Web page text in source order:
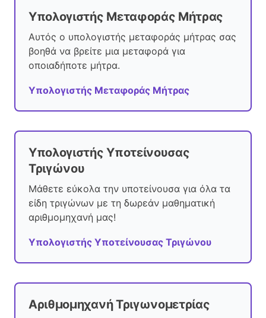
Υπολογιστής Μεταφοράς Μήτρας
Αυτός ο υπολογιστής μεταφοράς μήτρας σας
βοηθά να βρείτε μια μεταφορά για
οποιαδήποτε μήτρα.
Υπολογιστής Μεταφοράς Μήτρας
Υπολογιστής Υποτείνουσας
Τριγώνου
Μάθετε εύκολα την υποτείνουσα για όλα τα
είδη τριγώνων με τη δωρεάν μαθηματική
αριθμομηχανή μας!
Υπολογιστής Υποτείνουσας Τριγώνου
Αριθμομηχανή Τριγωνομετρίας